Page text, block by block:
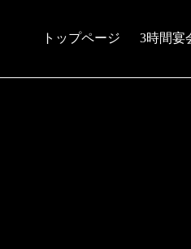
トップページ 3時間宴